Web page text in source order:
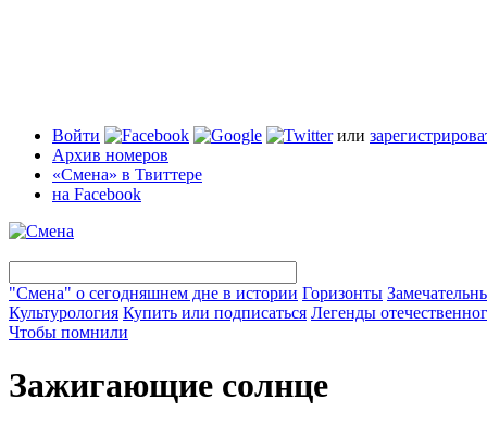
Войти или
Архив номеров
«Смена» в Твиттере
на Facebook
"Смена" о сегодняшнем дне в истории Горизонты
Культурология Купить или подписаться Легенды
Чтобы помнили
Зажигающие солнце